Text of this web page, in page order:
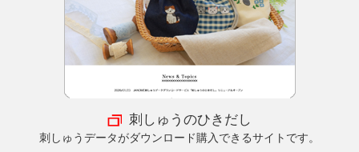
刺しゅうのひきだし
刺しゅうデータがダウンロード購入できるサイトです。